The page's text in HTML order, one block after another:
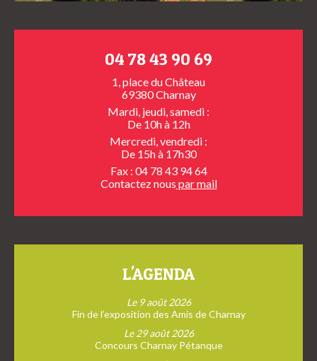
04 78 43 90 69
1, place du Château
69380 Charnay
Mardi, jeudi, samedi :
De 10h à 12h
Mercredi, vendredi :
De 15h à 17h30
Fax : 04 78 43 94 64
Contactez nous par mail
L'AGENDA
Le 9 août 2026
Fin de l’exposition des Amis de Charnay
Le 29 août 2026
Concours Charnay Pétanque